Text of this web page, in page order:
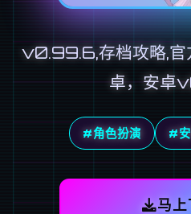
v0.99.6,存档攻略,官
卓，安
#角色扮演 #
马